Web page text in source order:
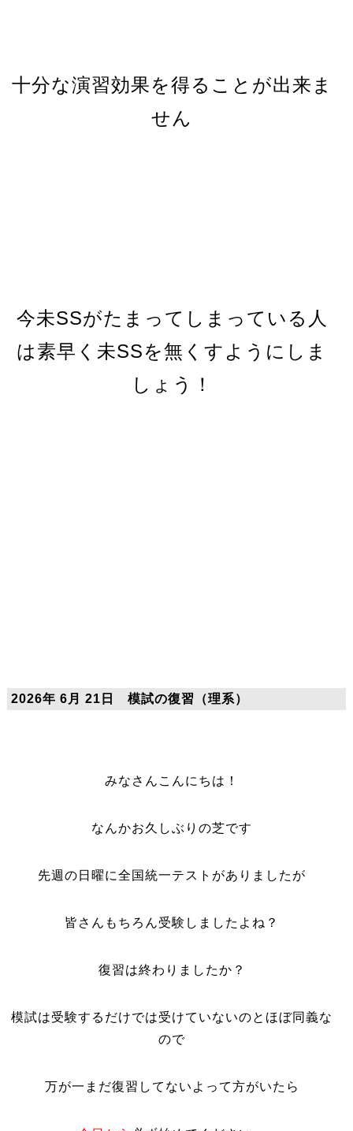
十分な演習効果を得ることが出来ま
せん
今未SSがたまってしまっている人
は素早く未SSを無くすようにしま
しょう！
2026年 6月 21日 模試の復習（理系）
みなさんこんにちは！
なんかお久しぶりの芝です
先週の日曜に全国統一テストがありましたが
皆さんもちろん受験しましたよね？
復習は終わりましたか？
模試は受験するだけでは受けていないのとほぼ同義な
ので
万が一まだ復習してないよって方がいたら